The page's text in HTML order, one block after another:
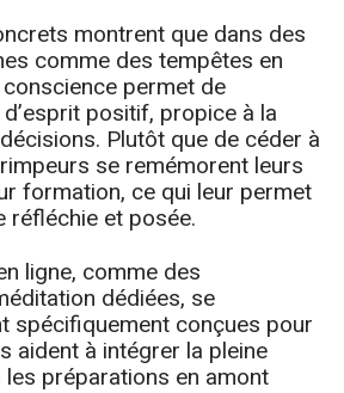
montrent que dans des
comme des tempêtes en
permet de
positif, propice à la
Plutôt que de céder à
se remémorent leurs
formation, ce qui leur permet
réfléchie et posée.
ligne, comme des
dédiées, se
spécifiquement conçues pour
aident à intégrer la pleine
préparations en amont